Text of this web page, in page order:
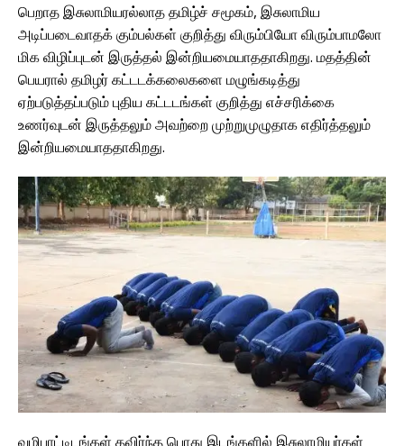
பெறாத இசுலாமியரல்லாத தமிழ்ச் சமூகம், இசுலாமிய
அடிப்படைவாதக் கும்பல்கள் குறித்து விரும்பியோ விரும்பாமலோ
மிக விழிப்புடன் இருத்தல் இன்றியமையாததாகிறது. மதத்தின்
பெயரால் தமிழர் கட்டடக்கலைகளை மழுங்கடித்து
ஏற்படுத்தப்படும் புதிய கட்டடங்கள் குறித்து எச்சரிக்கை
உணர்வுடன் இருத்தலும் அவற்றை முற்றுமுழுதாக எதிர்த்தலும்
இன்றியமையாததாகிறது.
வழிபாட்டிடங்கள் தவிர்ந்த பொது இடங்களில் இசுலாமியர்கள்